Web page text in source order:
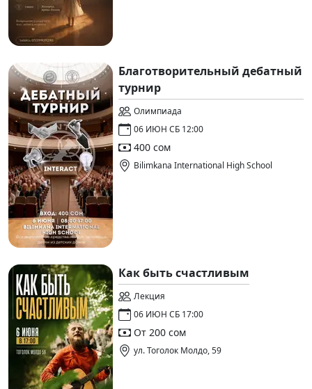
Благотворительный дебатный
турнир
Олимпиада
06 ИЮН СБ 12:00
400 сом
Bilimkana International High School
Как быть счастливым
Лекция
06 ИЮН СБ 17:00
От 200 сом
ул. Тоголок Молдо, 59